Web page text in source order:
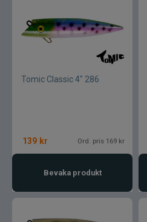
Tomic Classic 4" 286
139 kr Ord. pris 169 kr
Bevaka produkt